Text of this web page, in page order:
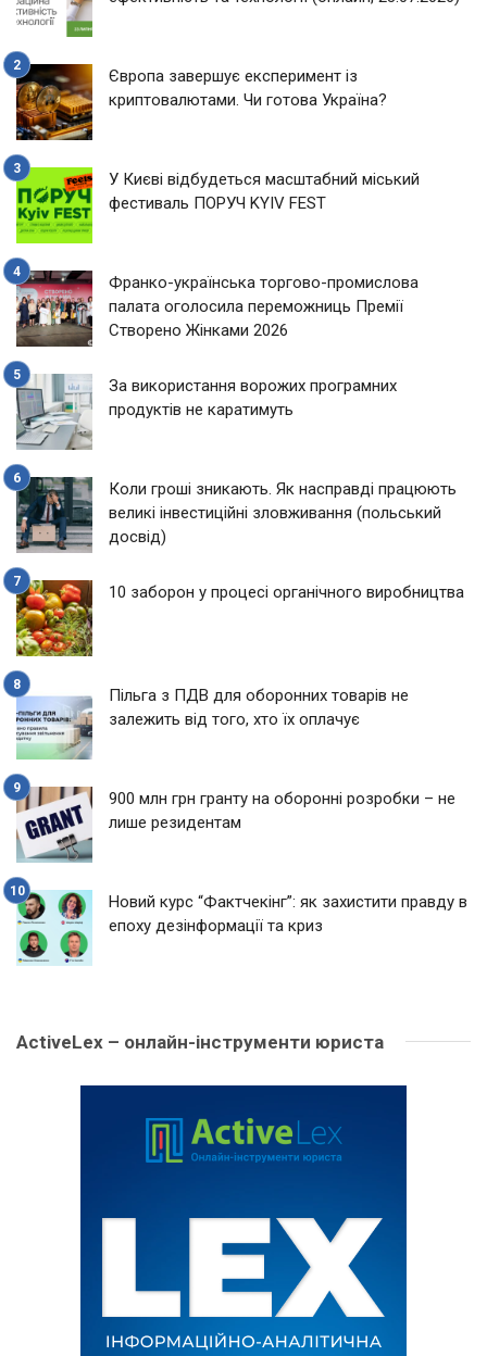
Європа завершує експеримент із
криптовалютами. Чи готова Україна?
У Києві відбудеться масштабний міський
фестиваль ПОРУЧ KYIV FEST
Франко-українська торгово-промислова
палата оголосила переможниць Премії
Створено Жінками 2026
За використання ворожих програмних
продуктів не каратимуть
Коли гроші зникають. Як насправді працюють
великі інвестиційні зловживання (польський
досвід)
10 заборон у процесі органічного виробництва
Пільга з ПДВ для оборонних товарів не
залежить від того, хто їх оплачує
900 млн грн гранту на оборонні розробки – не
лише резидентам
Новий курс “Фактчекінг”: як захистити правду в
епоху дезінформації та криз
ActiveLex – онлайн-інструменти юриста